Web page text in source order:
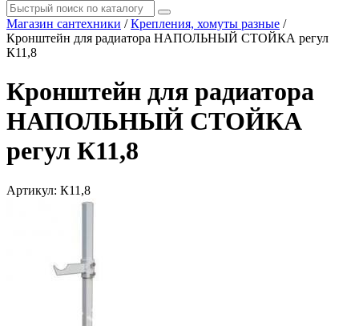
Магазин сантехники / Крепления, хомуты разные /
Кронштейн для радиатора НАПОЛЬНЫЙ СТОЙКА регул
К11,8
Кронштейн для радиатора
НАПОЛЬНЫЙ СТОЙКА
регул К11,8
Артикул: К11,8